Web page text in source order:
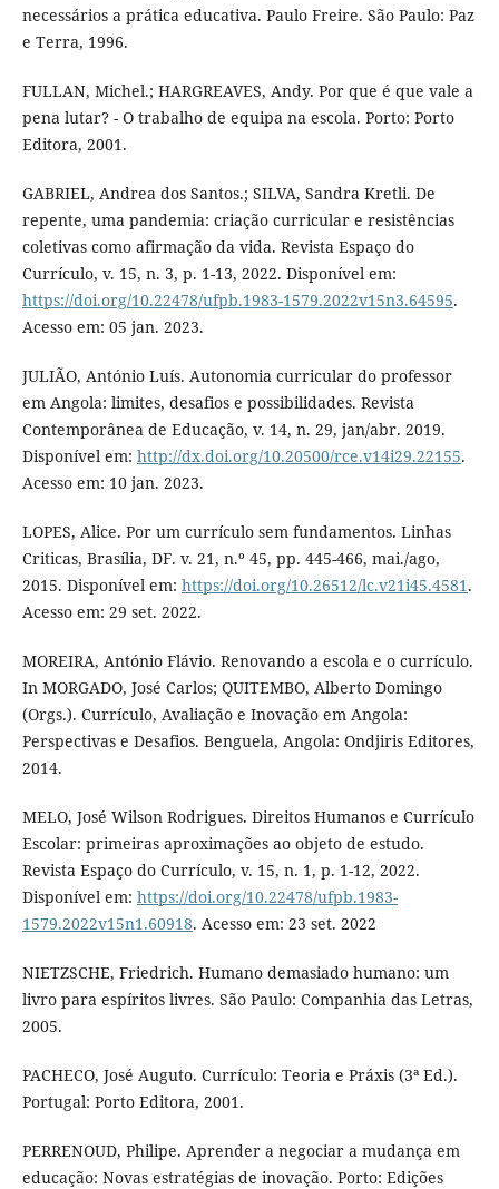
necessários a prática educativa. Paulo Freire. São Paulo: Paz
e Terra, 1996.
FULLAN, Michel.; HARGREAVES, Andy. Por que é que vale a
pena lutar? - O trabalho de equipa na escola. Porto: Porto
Editora, 2001.
GABRIEL, Andrea dos Santos.; SILVA, Sandra Kretli. De
repente, uma pandemia: criação curricular e resistências
coletivas como afirmação da vida. Revista Espaço do
Currículo, v. 15, n. 3, p. 1-13, 2022. Disponível em:
https://doi.org/10.22478/ufpb.1983-1579.2022v15n3.64595.
Acesso em: 05 jan. 2023.
JULIÃO, António Luís. Autonomia curricular do professor
em Angola: limites, desafios e possibilidades. Revista
Contemporânea de Educação, v. 14, n. 29, jan/abr. 2019.
Disponível em: http://dx.doi.org/10.20500/rce.v14i29.22155.
Acesso em: 10 jan. 2023.
LOPES, Alice. Por um currículo sem fundamentos. Linhas
Criticas, Brasília, DF. v. 21, n.º 45, pp. 445-466, mai./ago,
2015. Disponível em: https://doi.org/10.26512/lc.v21i45.4581 .
Acesso em: 29 set. 2022.
MOREIRA, António Flávio. Renovando a escola e o currículo.
In MORGADO, José Carlos; QUITEMBO, Alberto Domingo
(Orgs.). Currículo, Avaliação e Inovação em Angola:
Perspectivas e Desafios. Benguela, Angola: Ondjiris Editores,
2014.
MELO, José Wilson Rodrigues. Direitos Humanos e Currículo
Escolar: primeiras aproximações ao objeto de estudo.
Revista Espaço do Currículo, v. 15, n. 1, p. 1-12, 2022.
Disponível em: https://doi.org/10.22478/ufpb.1983-
1579.2022v15n1.60918. Acesso em: 23 set. 2022
NIETZSCHE, Friedrich. Humano demasiado humano: um
livro para espíritos livres. São Paulo: Companhia das Letras,
2005.
PACHECO, José Auguto. Currículo: Teoria e Práxis (3ª Ed.).
Portugal: Porto Editora, 2001.
PERRENOUD, Philipe. Aprender a negociar a mudança em
educação: Novas estratégias de inovação. Porto: Edições